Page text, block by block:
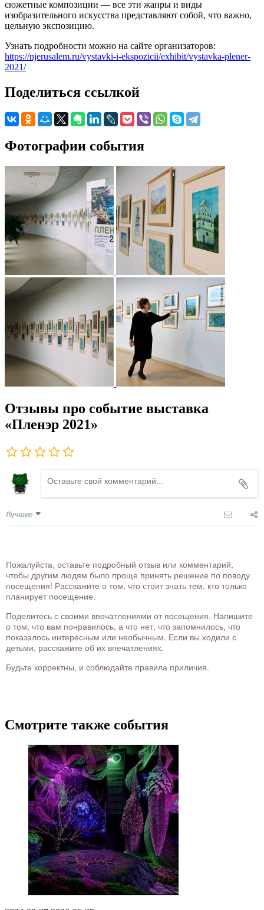
сюжетные композиции — все эти жанры и виды
изобразительного искусства представляют собой, что важно,
цельную экспозицию.
Узнать подробности можно на сайте организаторов:
https://njerusalem.ru/vystavki-i-ekspozicii/exhibit/vystavka-plener-
2021/
Поделиться ссылкой
Фотографии события
Отзывы про событие выставка
«Пленэр 2021»
Лучшие
Пожалуйста, оставьте подробный отзыв или комментарий,
чтобы другим людям было проще принять решение по поводу
посещения! Расскажите о том, что стоит знать тем, кто только
планирует посещение.
Поделитесь с своими впечатлениями от посещения. Напишите
о том, что вам понравилось, а что нет, что запомнилось, что
показалось интересным или необычным. Если вы ходили с
детьми, расскажите об их впечатлениях.
Будьте корректны, и соблюдайте правила приличия.
Смотрите также события